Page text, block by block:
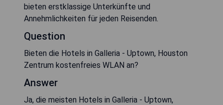
bieten erstklassige Unterkünfte und
Annehmlichkeiten für jeden Reisenden.
Question
Bieten die Hotels in Galleria - Uptown, Houston
Zentrum kostenfreies WLAN an?
Answer
Ja, die meisten Hotels in Galleria - Uptown,